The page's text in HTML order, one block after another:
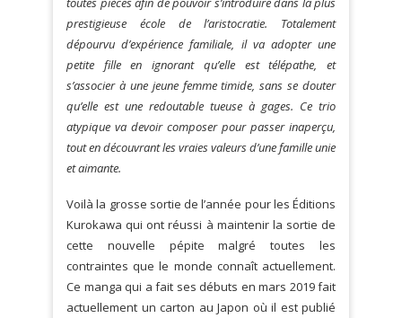
prestigieuse école de l’aristocratie. Totalement
dépourvu d’expérience familiale, il va adopter une
petite fille en ignorant qu’elle est télépathe, et
s’associer à une jeune femme timide, sans se douter
qu’elle est une redoutable tueuse à gages. Ce trio
atypique va devoir composer pour passer inaperçu,
tout en découvrant les vraies valeurs d’une famille unie
et aimante.
Voilà la grosse sortie de l’année pour les Éditions
Kurokawa qui ont réussi à maintenir la sortie de
cette nouvelle pépite malgré toutes les
contraintes que le monde connaît actuellement.
Ce manga qui a fait ses débuts en mars 2019 fait
actuellement un carton au Japon où il est publié